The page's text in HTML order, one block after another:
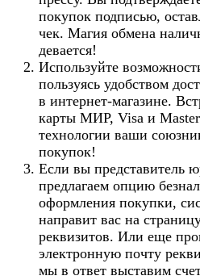
покупок подписью,
чек. Магия обмена
девается!
Используйте
пользуясь удобством
в интернет-магазине.
карты МИР, Visa и
технологии ваши
покупок!
Если вы представитель
предлагаем опцию
оформления покупки,
направит вас на
реквизитов. Или еще
электронную почту
мы в ответ выставим